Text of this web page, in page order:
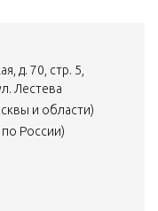
д. 70, стр. 5,
Лестева
и области)
России)